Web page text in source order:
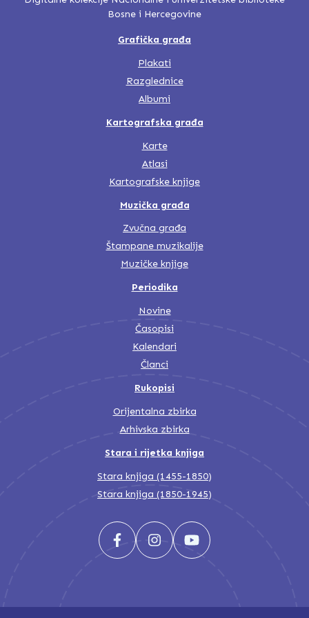
Bosne i Hercegovine
Grafička građa
Plakati
Razglednice
Albumi
Kartografska građa
Karte
Atlasi
Kartografske knjige
Muzička građa
Zvučna građa
Štampane muzikalije
Muzičke knjige
Periodika
Novine
Časopisi
Kalendari
Članci
Rukopisi
Orijentalna zbirka
Arhivska zbirka
Stara i rijetka knjiga
Stara knjiga (1455-1850)
Stara knjiga (1850-1945)